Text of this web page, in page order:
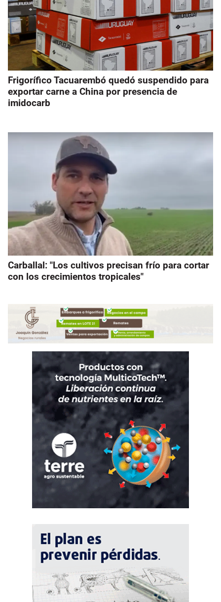
Frigorífico Tacuarembó quedó suspendido para
exportar carne a China por presencia de
imidocarb
Carballal: "Los cultivos precisan frío para cortar
con los crecimientos tropicales"